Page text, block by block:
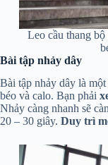
Leo cầu thang
Bài tập nhảy dây
Bài tập nhảy dây là
béo và calo. Bạn phải
Nhảy càng nhanh sẽ
20 – 30 giây. Duy trì